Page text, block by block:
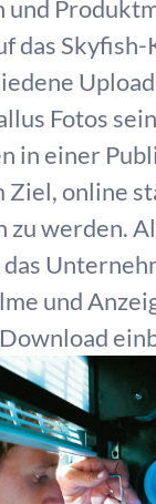
und
das Skyfish-
Fotos
in einer
Ziel, online
zu werden.
und